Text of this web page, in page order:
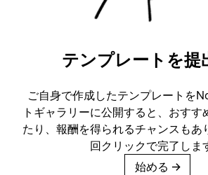
テンプレートを提
ご自身で作成したテンプレートを
トギャラリーに公開すると、おすす
たり、報酬を得られるチャンスもあ
回クリックで完了しま
始める →